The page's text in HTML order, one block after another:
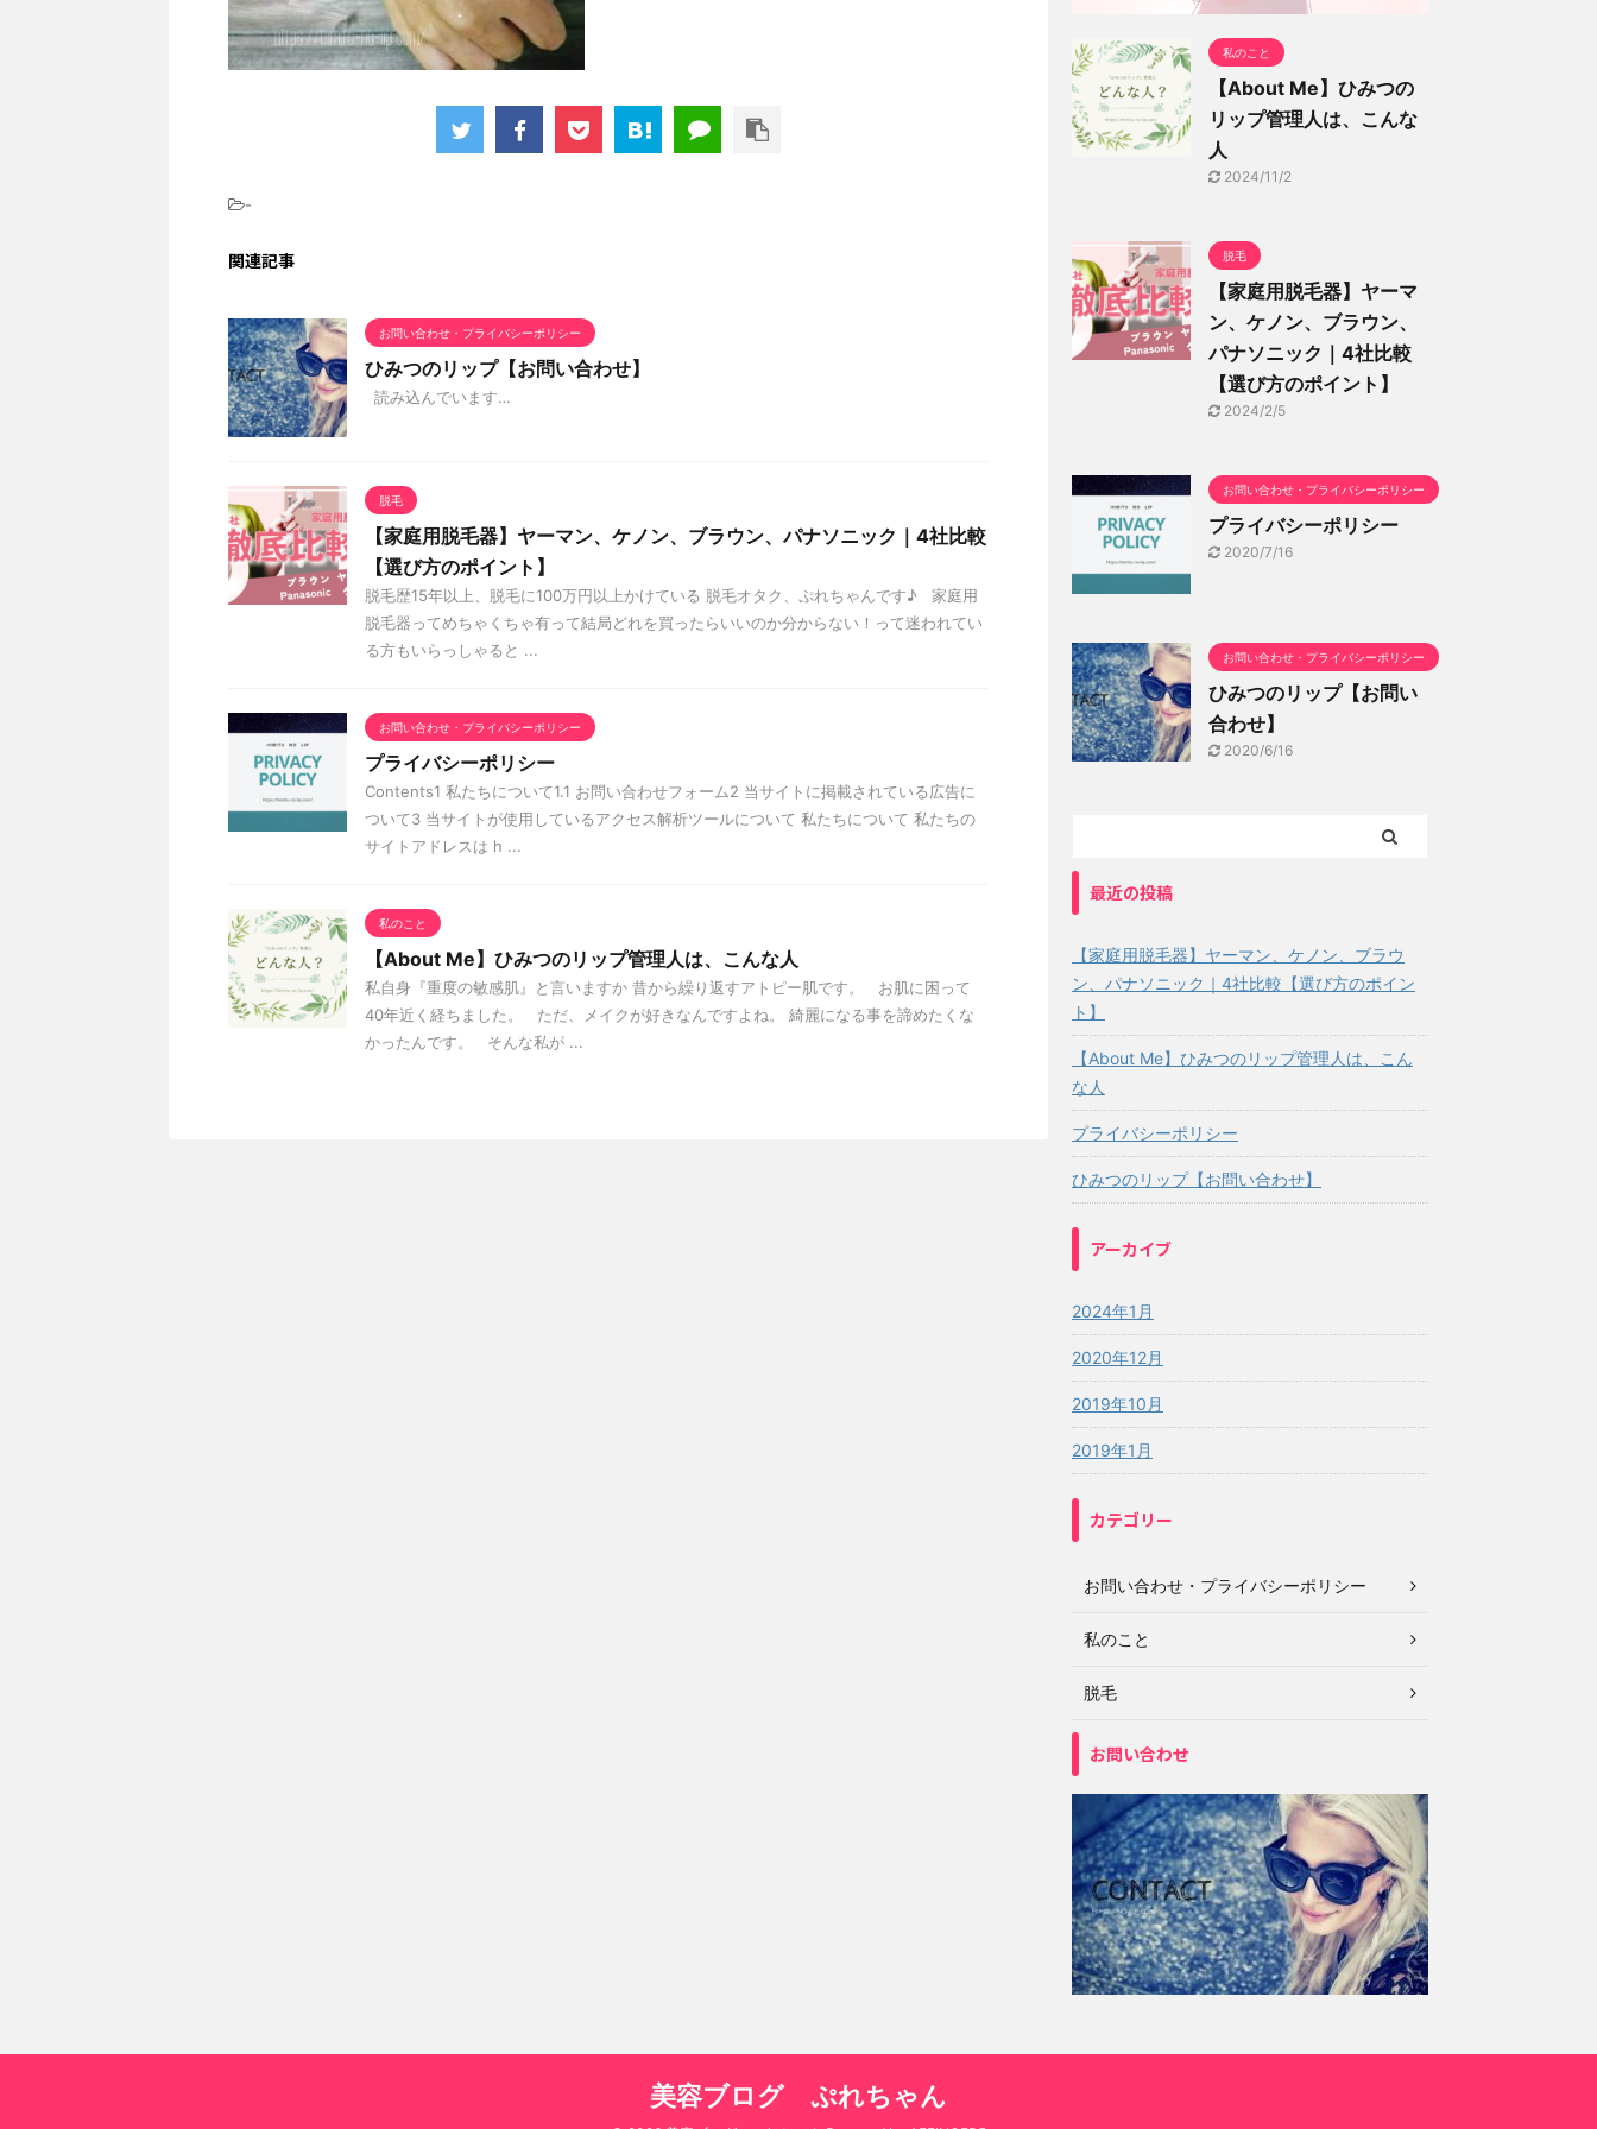
-
関連記事
お問い合わせ・プライバシーポリシー
ひみつのリップ【お問い合わせ】
読み込んでいます…
脱毛
【家庭用脱毛器】ヤーマン、ケノン、ブラウン、パナソニック｜4社比較
【選び方のポイント】
脱毛歴15年以上、脱毛に100万円以上かけている 脱毛オタク、ぷれちゃんです♪ 家庭用
脱毛器ってめちゃくちゃ有って結局どれを買ったらいいのか分からない！って迷われてい
る方もいらっしゃると ...
お問い合わせ・プライバシーポリシー
プライバシーポリシー
Contents1 私たちについて1.1 お問い合わせフォーム2 当サイトに掲載されている広告に
ついて3 当サイトが使用しているアクセス解析ツールについて 私たちについて 私たちの
サイトアドレスは h ...
私のこと
【About Me】ひみつのリップ管理人は、こんな人
私自身『重度の敏感肌』と言いますか 昔から繰り返すアトピー肌です。 お肌に困って
40年近く経ちました。 ただ、メイクが好きなんですよね。 綺麗になる事を諦めたくな
かったんです。 そんな私が ...
私のこと
【About Me】ひみつの
リップ管理人は、こんな
人
2024/11/2
脱毛
【家庭用脱毛器】ヤーマ
ン、ケノン、ブラウン、
パナソニック｜4社比較
【選び方のポイント】
2024/2/5
お問い合わせ・プライバシーポリシー
プライバシーポリシー
2020/7/16
お問い合わせ・プライバシーポリシー
ひみつのリップ【お問い
合わせ】
2020/6/16
最近の投稿
【家庭用脱毛器】ヤーマン、ケノン、ブラウ
ン、パナソニック｜4社比較【選び方のポイン
ト】
【About Me】ひみつのリップ管理人は、こん
な人
プライバシーポリシー
ひみつのリップ【お問い合わせ】
アーカイブ
2024年1月
2020年12月
2019年10月
2019年1月
カテゴリー
お問い合わせ・プライバシーポリシー
私のこと
脱毛
お問い合わせ
美容ブログ ぷれちゃん